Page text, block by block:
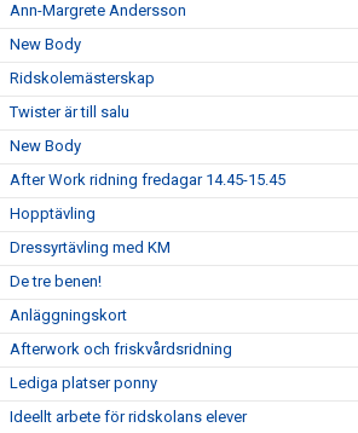
Ann-Margrete Andersson
New Body
Ridskolemästerskap
Twister är till salu
New Body
After Work ridning fredagar 14.45-15.45
Hopptävling
Dressyrtävling med KM
De tre benen!
Anläggningskort
Afterwork och friskvårdsridning
Lediga platser ponny
Ideellt arbete för ridskolans elever